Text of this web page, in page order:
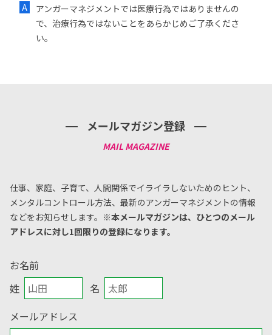
アンガーマネジメントでは医療行為ではありませんの
で、治療行為ではないことをあらかじめご了承くださ
い。
メールマガジン登録
仕事、家庭、子育て、人間関係でイライラしないためのヒント、
メンタルコントロール方法、 最新のアンガーマネジメントの情報
などをお知らせします。 ※本メールマガジンは、ひとつのメール
アドレスに対し1回限りの登録になります。
お名前
姓
名
メールアドレス